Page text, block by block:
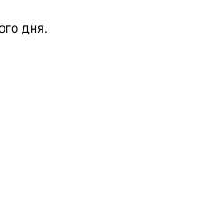
дня.